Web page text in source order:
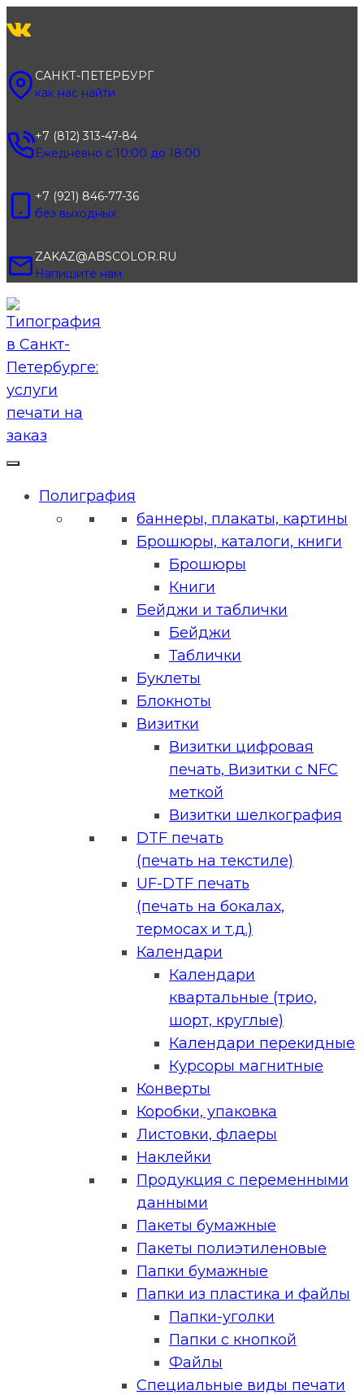
к
САНКТ-ПЕТЕРБУРГ
как нас найти
+7 (812) 313-47-84
Ежедневно с 10:00 до 18:00
+7 (921) 846-77-36
без выходных
ZAKAZ@ABSCOLOR.RU
Напишите нам
Полиграфия
баннеры, плакаты, картины
Брошюры, каталоги, книги
Брошюры
Книги
Бейджи и таблички
Бейджи
Таблички
Буклеты
Блокноты
Визитки
Визитки цифровая
печать, Визитки с NFC
меткой
Визитки шелкография
DTF печать
(печать на текстиле)
UF-DTF печать
(печать на бокалах,
термосах и т.д.)
Календари
Календари
квартальные (трио,
шорт, круглые)
Календари перекидные
Курсоры магнитные
Конверты
Коробки, упаковка
Листовки, флаеры
Наклейки
Продукция с переменными
данными
Пакеты бумажные
Пакеты полиэтиленовые
Папки бумажные
Папки из пластика и файлы
Папки-уголки
Папки с кнопкой
Файлы
Специальные виды печати